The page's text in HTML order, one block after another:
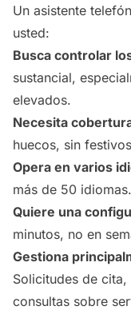
Un asistente
usted:
Busca controlar
sustancial,
elevados.
Necesita
huecos, sin
Opera en varios
más de 50 idiomas.
Quiere una
minutos, no en
Gestiona
Solicitudes de
consultas sobre